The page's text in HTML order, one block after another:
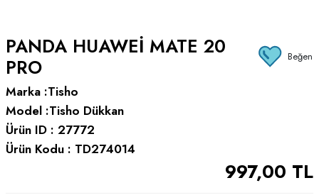
PANDA HUAWEI MATE 20
PRO
Beğen
Marka :Tisho
Model :Tisho Dükkan
Ürün ID : 27772
Ürün Kodu : TD274014
997,00 TL